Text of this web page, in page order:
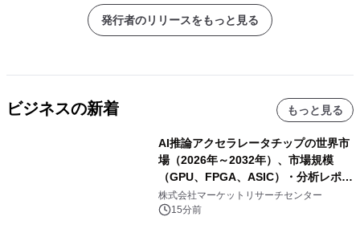
発行者のリリースをもっと見る
ビジネスの新着 もっと見る
AI推論アクセラレータチップの世界市
場（2026年～2032年）、市場規模
（GPU、FPGA、ASIC）・分析レポー
トを発表
株式会社マーケットリサーチセンター
15分前